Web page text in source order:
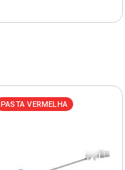
PASTA VERMELHA